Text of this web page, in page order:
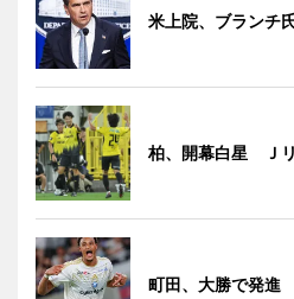
米上院、ブランチ
柏、開幕白星 Ｊ
町田、大勝で発進